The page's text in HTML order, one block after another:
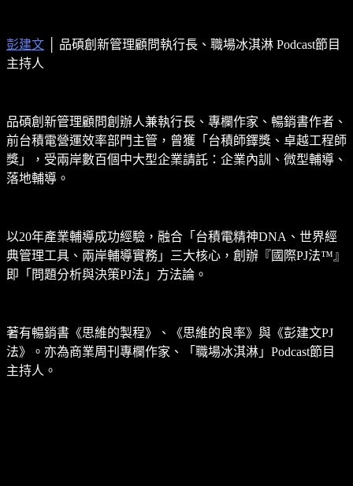
彭建文 │ 品碩創新管理顧問執行長、職場冰淇淋 Podcast節目
主持人
品碩創新管理顧問創辦人兼執行長、專欄作家、暢銷書作者、
前台積電營運效率部門主管，曾獲「台積師鐸獎、卓越工程師
獎」，受兩岸數百個中大型企業請託：企業內訓、微型輔導、
落地輔導。
以20年產業輔導成功經驗，融合「台積電精神DNA、世界經
典管理工具、兩岸輔導實務」三大核心，創辦『國際PJ法™』
即「問題分析與決策PJ法」方法論。
著有暢銷書《思維的製程》、《思維的良率》與《彭建文PJ
法》。亦為商業周刊專欄作家、「職場冰淇淋」Podcast節目
主持人。